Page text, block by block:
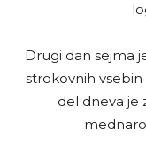
Drugi dan sejma
strokovnih vsebin
del dneva je